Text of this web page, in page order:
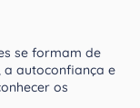
se formam de
a autoconfiança e
os